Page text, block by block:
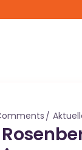
Mallotze